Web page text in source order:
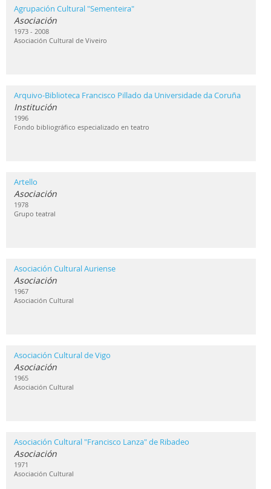
Agrupación Cultural "Sementeira"
Asociación
1973 - 2008
Asociación Cultural de Viveiro
Arquivo-Biblioteca Francisco Pillado da Universidade da Coruña
Institución
1996
Fondo bibliográfico especializado en teatro
Artello
Asociación
1978
Grupo teatral
Asociación Cultural Auriense
Asociación
1967
Asociación Cultural
Asociación Cultural de Vigo
Asociación
1965
Asociación Cultural
Asociación Cultural "Francisco Lanza" de Ribadeo
Asociación
1971
Asociación Cultural